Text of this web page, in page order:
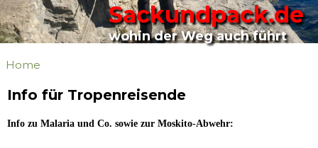
Sackundpack.de
wohin der Weg auch führt
Home
Info für Tropenreisende
Info zu Malaria und Co. sowie zur Moskito-Abwehr: